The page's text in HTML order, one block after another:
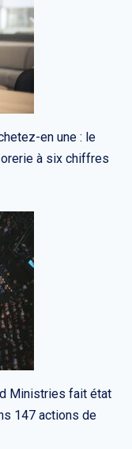
en une : le
à six chiffres
Ministries fait état
147 actions de